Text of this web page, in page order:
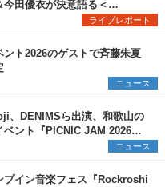
田優衣が決意語る＜
Oneman Live はじまりの夏
ライブレポート
ト2026のゲストで斉藤朱夏
ニュース
、DENIMSら出演、和歌山の
ベント『PICNIC JAM 2026』
ニュース
プイン音楽フェス『Rockroshi